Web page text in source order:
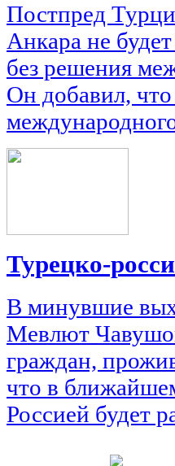
Постпред
Анкара не
без решения
Он добавил,
Турецко-
В минувшие
Мевлют
граждан,
что в
Россией будет